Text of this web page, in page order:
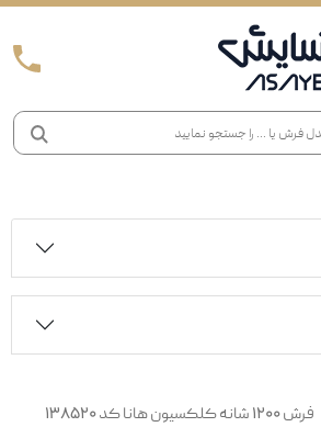
فرش 1200 شانه کلکسیون هانا کد 138520